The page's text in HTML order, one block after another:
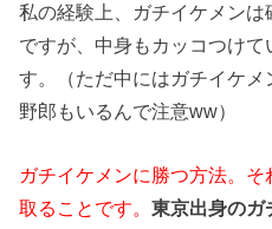
私の経験上、ガチイケメン
ですが、中身もカッコつけ
す。（ただ中にはガチイケメ
野郎もいるんで注意ww）
ガチイケメンに勝つ方法。
取ることです。東京出身のガ